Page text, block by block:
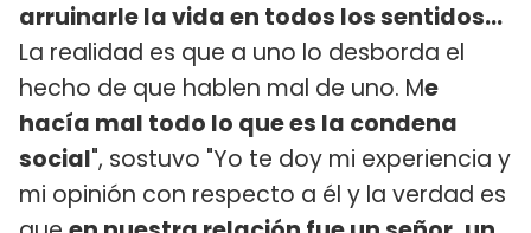
arruinarle la vida en todos los sentidos...
La realidad es que a uno lo desborda el
hecho de que hablen mal de uno. Me
hacía mal todo lo que es la condena
social", sostuvo "Yo te doy mi experiencia y
mi opinión con respecto a él y la verdad es